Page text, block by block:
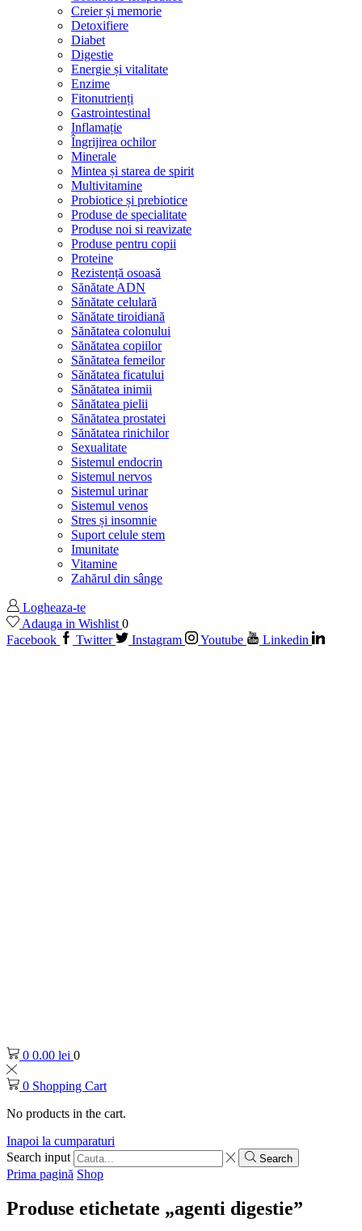
Creier și memorie
Detoxifiere
Diabet
Digestie
Energie și vitalitate
Enzime
Fitonutrienți
Gastrointestinal
Inflamație
Îngrijirea ochilor
Minerale
Mintea și starea de spirit
Multivitamine
Probiotice și prebiotice
Produse de specialitate
Produse noi si reavizate
Produse pentru copii
Proteine
Rezistență osoasă
Sănătate ADN
Sănătate celulară
Sănătate tiroidiană
Sănătatea colonului
Sănătatea copiilor
Sănătatea femeilor
Sănătatea ficatului
Sănătatea inimii
Sănătatea pielii
Sănătatea prostatei
Sănătatea rinichilor
Sexualitate
Sistemul endocrin
Sistemul nervos
Sistemul urinar
Sistemul venos
Stres și insomnie
Suport celule stem
Imunitate
Vitamine
Zahărul din sânge
Logheaza-te
Adauga in Wishlist 0
Facebook
Twitter Instagram Youtube Linkedin
0 0.00 lei 0
0 Shopping Cart
No products in the cart.
Inapoi la cumparaturi
Search input
Search
Prima pagină Shop
Produse etichetate „agenti digestie”